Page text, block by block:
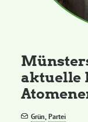
Grünes Zentrum
Personen
aktuelle
Grün,Partei